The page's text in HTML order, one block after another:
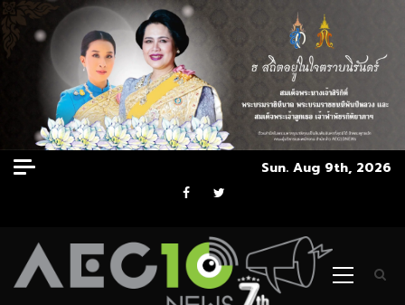
Skip
to
Sun. Aug 9th, 2026
Facebook
Twitter
Primary